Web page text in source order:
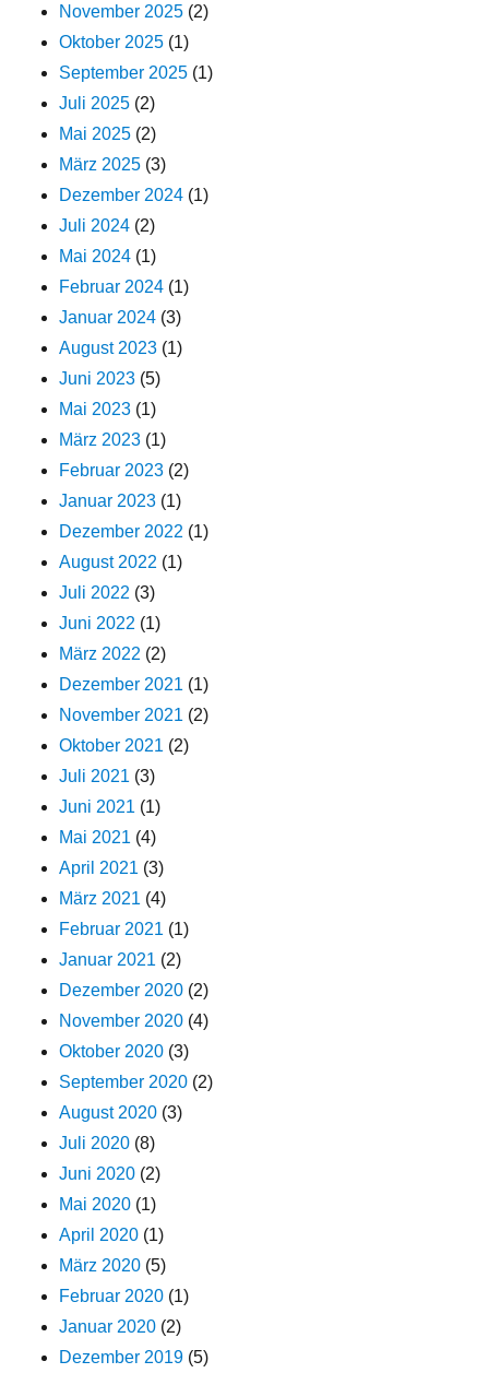
November 2025 (2)
Oktober 2025 (1)
September 2025 (1)
Juli 2025 (2)
Mai 2025 (2)
März 2025 (3)
Dezember 2024 (1)
Juli 2024 (2)
Mai 2024 (1)
Februar 2024 (1)
Januar 2024 (3)
August 2023 (1)
Juni 2023 (5)
Mai 2023 (1)
März 2023 (1)
Februar 2023 (2)
Januar 2023 (1)
Dezember 2022 (1)
August 2022 (1)
Juli 2022 (3)
Juni 2022 (1)
März 2022 (2)
Dezember 2021 (1)
November 2021 (2)
Oktober 2021 (2)
Juli 2021 (3)
Juni 2021 (1)
Mai 2021 (4)
April 2021 (3)
März 2021 (4)
Februar 2021 (1)
Januar 2021 (2)
Dezember 2020 (2)
November 2020 (4)
Oktober 2020 (3)
September 2020 (2)
August 2020 (3)
Juli 2020 (8)
Juni 2020 (2)
Mai 2020 (1)
April 2020 (1)
März 2020 (5)
Februar 2020 (1)
Januar 2020 (2)
Dezember 2019 (5)